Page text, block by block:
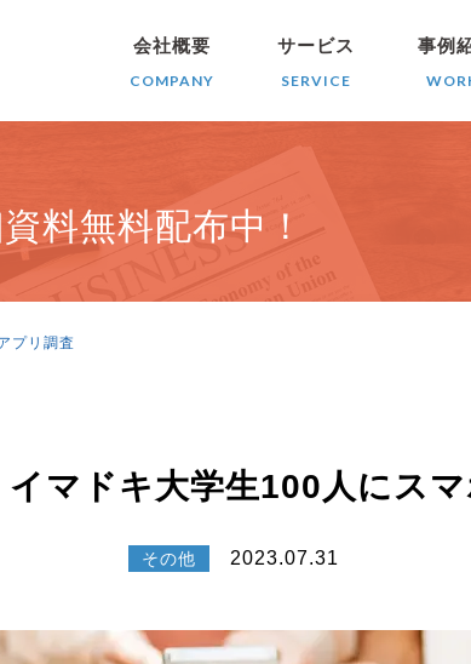
会社概要
COMPANY
サービス
SERVICE
事例
料無料配布中！
プリ調査
マドキ大学生100人にス
その他 2023.07.31